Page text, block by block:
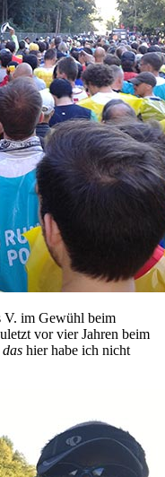
V. im Gewühl beim
vor vier Jahren beim
das hier habe ich nicht